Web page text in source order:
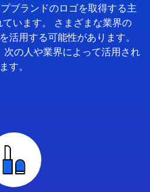
ブランドのロゴを取得する主
います。 さまざまな業界の
活用する可能性があります。
次の人や業界によって活用され
ます。